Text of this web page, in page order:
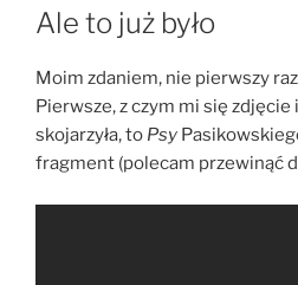
Ale to już było
Moim zdaniem, nie pierwszy
Pierwsze, z czym mi się zdjęcie
skojarzyła, to Psy
fragment (polecam przewinąć